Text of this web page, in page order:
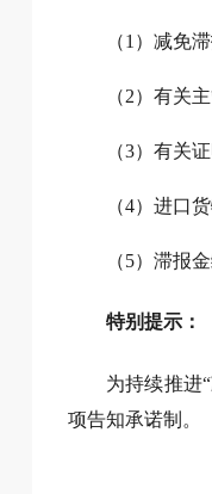
（1）减免
（2）有关
（3）有关
（4）进口
（5）滞报
特别提示：
为持续推进
项告知承诺制。